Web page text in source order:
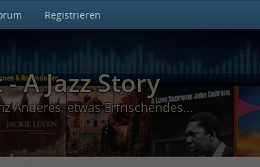
Registrieren
A Jazz Story
Anderes, etwas Erfrischendes...